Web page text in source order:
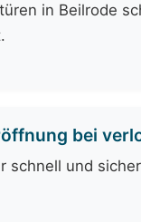
in Beilrode
bei
schnell und